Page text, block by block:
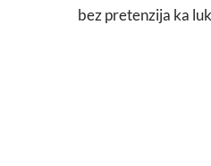
bez pretenzija ka